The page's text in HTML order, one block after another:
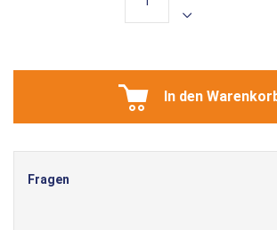
In den
Fragen